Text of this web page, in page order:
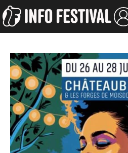
Aller
au
contenu